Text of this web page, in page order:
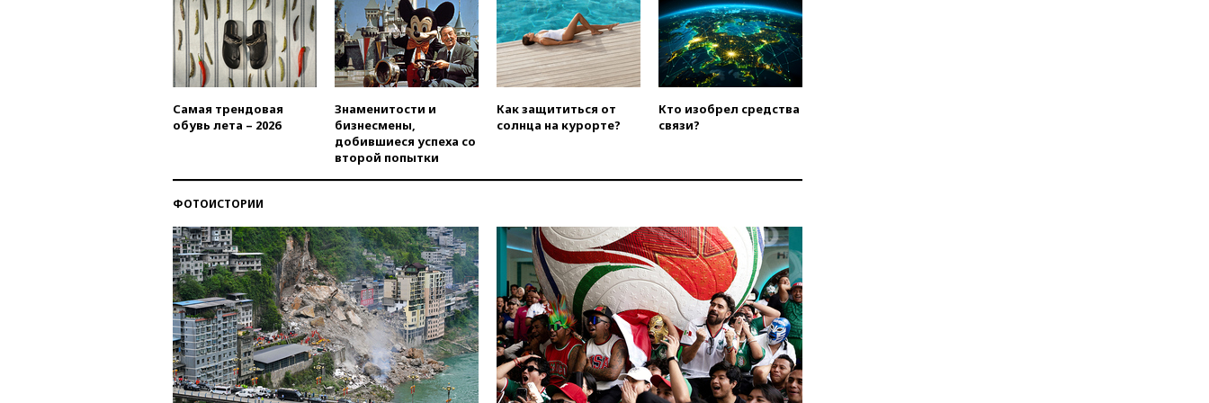
вчера, 19:00Открытое
горение на складе в Брянске
ликвидировано
вчера, 18:55 Минобороны
украинским сухогрузам в
Черном море
стали абсолютными
вчера, 18:39Два человека
погибли в результате удара
ВСУ по многоэтажке в Керчи
вчера, 18:25 Беспилотник
атаковал турецкий сухогруз у
побережья Новороссийска
вчера, 18:18 Товарооборот
Китая и России вырос в этом
году более чем на четверть
Самая трендовая
обувь лета – 2026
Знаменитости и
бизнесмены,
добившиеся успеха со
второй попытки
Как защититься от
солнца на курорте?
Кто изобрел средства
связи?
ФОТОИСТОРИИ